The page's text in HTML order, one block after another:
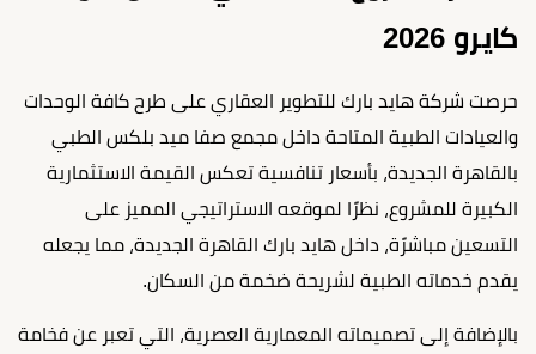
كايرو 2026
حرصت شركة هايد بارك للتطوير العقاري على طرح كافة الوحدات
والعيادات الطبية المتاحة داخل مجمع صفا ميد بلكس الطبي
بالقاهرة الجديدة، بأسعار تنافسية تعكس القيمة الاستثمارية
الكبيرة للمشروع، نظرًا لموقعه الاستراتيجي المميز على
التسعين مباشرًة، داخل هايد بارك القاهرة الجديدة، مما يجعله
يقدم خدماته الطبية لشريحة ضخمة من السكان.
بالإضافة إلى تصميماته المعمارية العصرية، التي تعبر عن فخامة